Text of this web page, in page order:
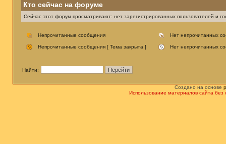
Кто сейчас на форуме
Сейчас этот форум просматривают: нет зарегистрированных пользователей и
Непрочитанные сообщения Нет непрочитанных
Непрочитанные сообщения [ Тема закрыта ] Нет непрочитанных
Найти:
Создано на основе
Использование материалов сайта